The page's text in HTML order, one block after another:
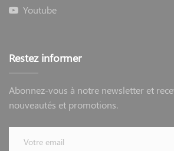
Youtube
Restez informer
Abonnez-vous à notre newsletter et
nouveautés et promotions.